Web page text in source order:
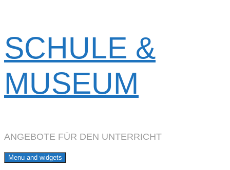
to
content
SCHULE &
MUSEUM
ANGEBOTE FÜR DEN UNTERRICHT
Menu and widgets